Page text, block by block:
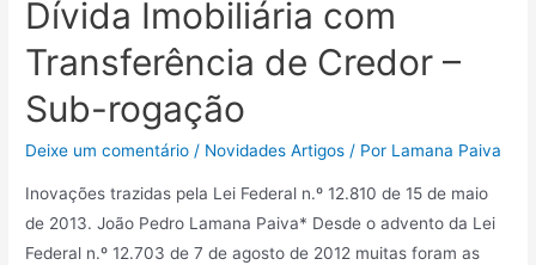
Dívida Imobiliária com
Transferência de Credor –
Sub-rogação
Deixe um comentário / Novidades Artigos / Por Lamana Paiva
Inovações trazidas pela Lei Federal n.º 12.810 de 15 de maio
de 2013. João Pedro Lamana Paiva* Desde o advento da Lei
Federal n.º 12.703 de 7 de agosto de 2012 muitas foram as